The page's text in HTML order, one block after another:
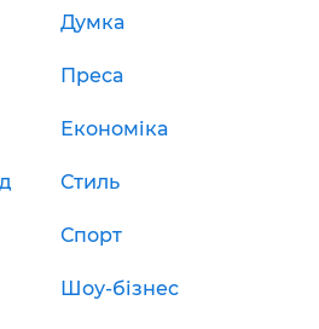
Думка
Преса
Економіка
Стиль
Спорт
Шоу-бізнес